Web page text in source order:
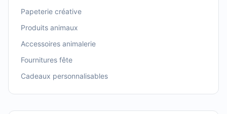
Papeterie créative
Produits animaux
Accessoires animalerie
Fournitures fête
Cadeaux personnalisables